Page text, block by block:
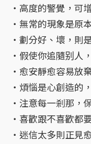
・高度的警覺，可
・無常的現象是原
・劃分好、壞，則
・假使你追隨别人
・愈安靜愈容易放
・煩惱是心創造的
・注意每一剎那，
・喜歡跟不喜歡都
・迷信太多則正見